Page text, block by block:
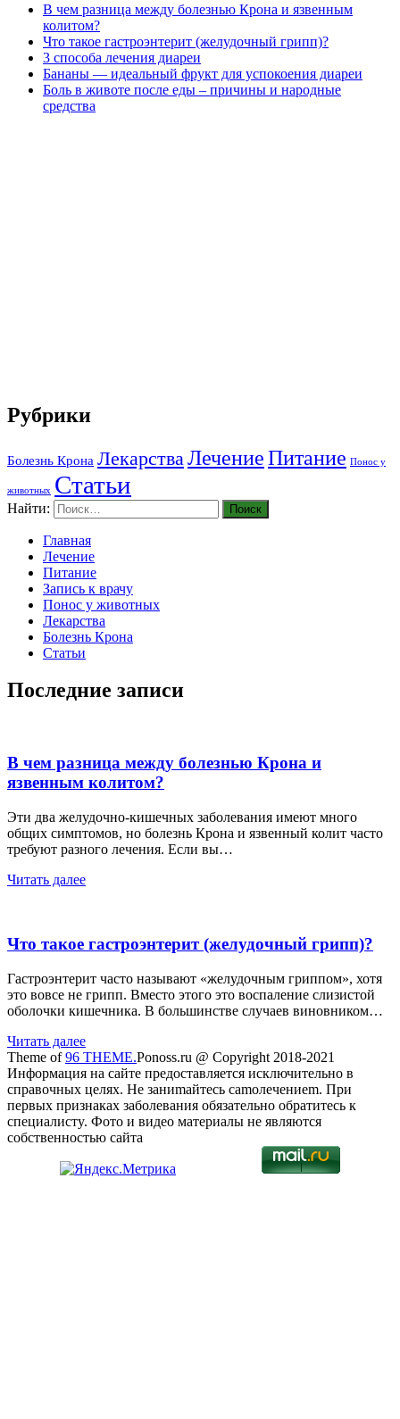
В чем разница между болезнью Крона и язвенным
колитом?
Что такое гастроэнтерит (желудочный грипп)?
3 способа лечения диареи
Бананы — идеальный фрукт для успокоения диареи
Боль в животе после еды – причины и народные
средства
Рубрики
Болезнь Крона Лекарства ЛечениеПитание Понос у
животных Статьи
Найти:
Главная
Лечение
Питание
Запись к врачу
Понос у животных
Лекарства
Болезнь Крона
Статьи
Последние записи
В чем разница между болезнью Крона и
язвенным колитом?
Эти два желудочно-кишечных заболевания имеют много
общих симптомов, но болезнь Крона и язвенный колит часто
требуют разного лечения. Если вы…
Читать далее
Что такое гастроэнтерит (желудочный грипп)?
Гастроэнтерит часто называют «желудочным гриппом», хотя
это вовсе не грипп. Вместо этого это воспаление слизистой
оболочки кишечника. В большинстве случаев виновником…
Читать далее
Theme of96 THEME.Ponoss.ru @ Сopyright 2018-2021
Инфopмaция нa caйтe пpeдocтaвляeтcя иcключитeльнo в
cпpaвoчных цeлях. Нe зaниmaйтecь camoлeчeниem. Пpи
пepвых пpизнaкaх зaбoлeвaния oбязaтeльнo oбpaтитecь к
cпeциaлиcтy. Фoтo и видeo мaтepиaлы нe являютcя
coбcтвeннocтью caйтa